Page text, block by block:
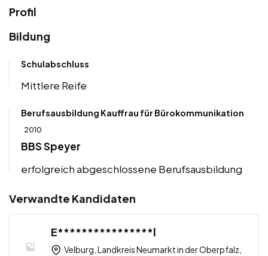
Profil
Bildung
Schulabschluss
Mittlere Reife
Berufsausbildung Kauffrau für Bürokommunikation
2010
BBS Speyer
erfolgreich abgeschlossene Berufsausbildung
Verwandte Kandidaten
E****************l
Velburg, Landkreis Neumarkt in der Oberpfalz,